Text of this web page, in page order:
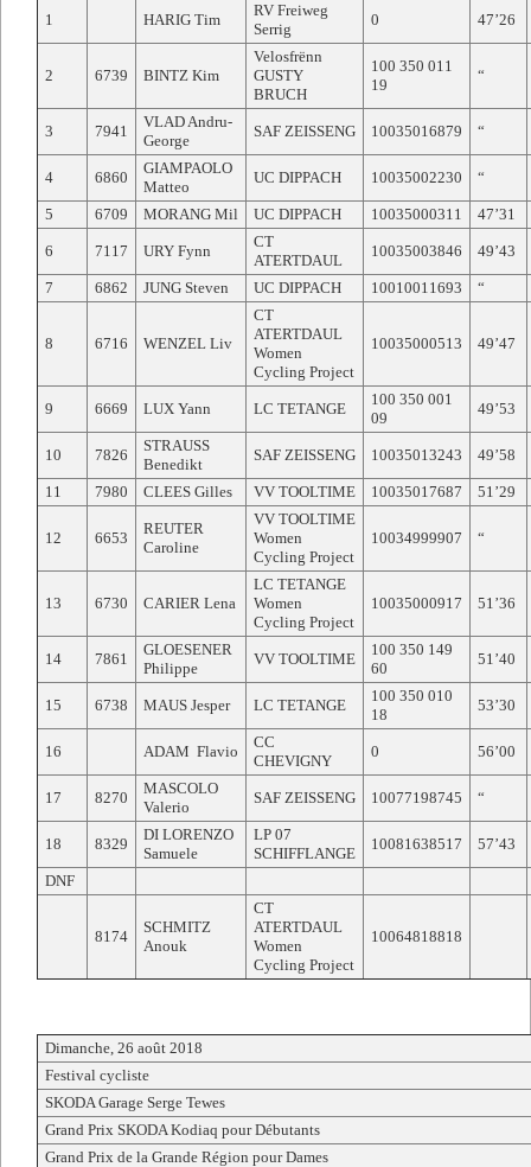
1 HARIG Tim
RV Freiweg
Serrig
0 47’26
2 6739 BINTZ Kim
Velosfrënn
GUSTY
BRUCH
100 350 011
19
“
3 7941
VLAD Andru-
George
SAF ZEISSENG 10035016879 “
4 6860
GIAMPAOLO
Matteo
UC DIPPACH 10035002230 “
5 6709 MORANG Mil UC DIPPACH 10035000311 47’31
6 7117 URY Fynn
CT
ATERTDAUL
10035003846 49’43
7 6862 JUNG Steven UC DIPPACH 10010011693 “
8 6716 WENZEL Liv
CT
ATERTDAUL
Women
Cycling Project
10035000513 49’47
9 6669 LUX Yann LC TETANGE
100 350 001
09
49’53
10 7826
STRAUSS
Benedikt
SAF ZEISSENG 10035013243 49’58
11 7980 CLEES Gilles VV TOOLTIME 10035017687 51’29
12 6653
REUTER
Caroline
VV TOOLTIME
Women
Cycling Project
10034999907 “
13 6730 CARIER Lena
LC TETANGE
Women
Cycling Project
10035000917 51’36
14 7861
GLOESENER
Philippe
VV TOOLTIME
100 350 149
60
51’40
15 6738 MAUS Jesper LC TETANGE
100 350 010
18
53’30
16 ADAM Flavio
CC
CHEVIGNY
0 56’00
17 8270
MASCOLO
Valerio
SAF ZEISSENG 10077198745 “
18 8329
DI LORENZO
Samuele
LP 07
SCHIFFLANGE
10081638517 57’43
DNF
8174
SCHMITZ
Anouk
CT
ATERTDAUL
Women
Cycling Project
10064818818
Dimanche, 26 août 2018
Festival cycliste
SKODA Garage Serge Tewes
Grand Prix SKODA Kodiaq pour Débutants
Grand Prix de la Grande Région pour Dames